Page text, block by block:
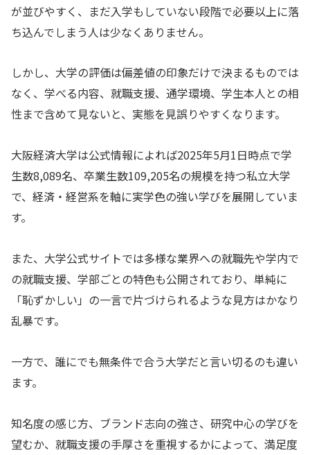
が並びやすく、まだ入学もしていない段階で必要以上に落
ち込んでしまう人は少なくありません。
しかし、大学の評価は偏差値の印象だけで決まるものでは
なく、学べる内容、就職支援、通学環境、学生本人との相
性まで含めて見ないと、実態を見誤りやすくなります。
大阪経済大学は公式情報によれば2025年5月1日時点で学
生数8,089名、卒業生数109,205名の規模を持つ私立大学
で、経済・経営系を軸に実学色の強い学びを展開していま
す。
また、大学公式サイトでは多様な業界への就職先や学内で
の就職支援、学部ごとの特色も公開されており、単純に
「恥ずかしい」の一言で片づけられるような見方はかなり
乱暴です。
一方で、誰にでも無条件で合う大学だと言い切るのも違い
ます。
知名度の感じ方、ブランド志向の強さ、研究中心の学びを
望むか、就職支援の手厚さを重視するかによって、満足度